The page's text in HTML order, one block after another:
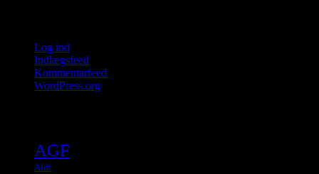
Log ind
Indlægsfeed
Kommentarfeed
WordPress.org
AGF
Aldi